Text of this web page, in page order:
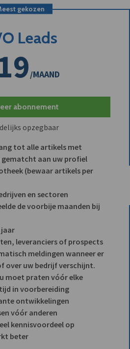
gekozen
Leads
/MAAND
abonnement
opzegbaar
tot alle artikels met
gematcht aan uw profiel
(bewaar artikels per
en sectoren
de voorbije maanden bij
leveranciers of prospects
meldingen wanneer er
over uw bedrijf verschijnt.
moet praten vóór elke
in voorbereiding
ontwikkelingen
vóór anderen
kennisvoordeel op
beter